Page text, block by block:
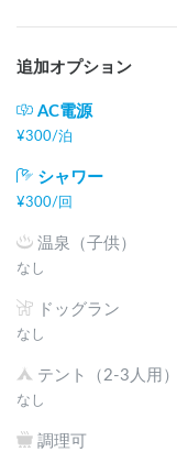
追加オプション
AC電源
¥300/泊
シャワー
¥300/回
温泉（子供）
なし
ドッグラン
なし
テント（2-3人用）
なし
調理可